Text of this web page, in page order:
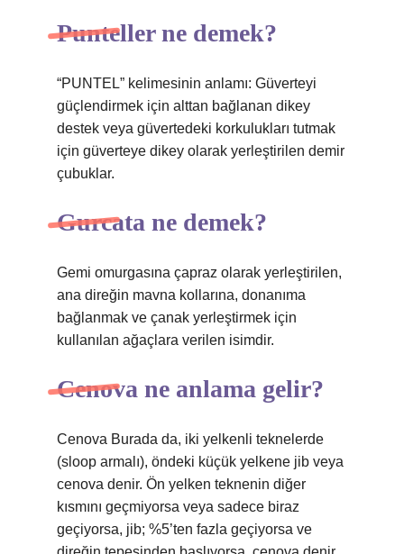
Punteller ne demek?
“PUNTEL” kelimesinin anlamı: Güverteyi
güçlendirmek için alttan bağlanan dikey
destek veya güvertedeki korkulukları tutmak
için güverteye dikey olarak yerleştirilen demir
çubuklar.
Gurcata ne demek?
Gemi omurgasına çapraz olarak yerleştirilen,
ana direğin mavna kollarına, donanıma
bağlanmak ve çanak yerleştirmek için
kullanılan ağaçlara verilen isimdir.
Cenova ne anlama gelir?
Cenova Burada da, iki yelkenli teknelerde
(sloop armalı), öndeki küçük yelkene jib veya
cenova denir. Ön yelken teknenin diğer
kısmını geçmiyorsa veya sadece biraz
geçiyorsa, jib; %5’ten fazla geçiyorsa ve